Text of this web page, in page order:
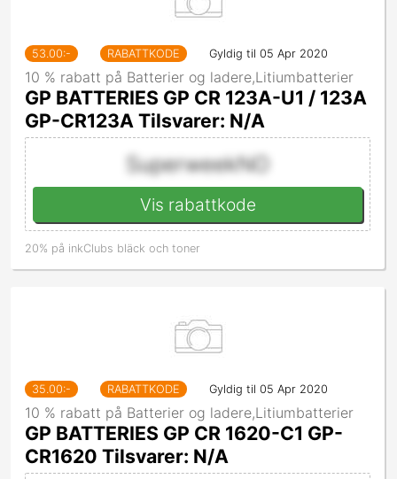
53.00:- RABATTKODE Gyldig til 05 Apr 2020
10 % rabatt på Batterier og ladere,Litiumbatterier
GP BATTERIES GP CR 123A-U1 / 123A
GP-CR123A Tilsvarer: N/A
SuperweekNO
Vis rabattkode
20% på inkClubs bläck och toner
35.00:- RABATTKODE Gyldig til 05 Apr 2020
10 % rabatt på Batterier og ladere,Litiumbatterier
GP BATTERIES GP CR 1620-C1 GP-
CR1620 Tilsvarer: N/A